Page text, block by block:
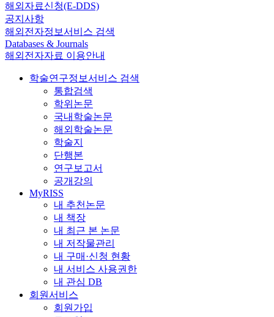
해외자료신청(E-DDS)
공지사항
해외전자정보서비스 검색
Databases & Journals
해외전자자료 이용안내
학술연구정보서비스 검색
통합검색
학위논문
국내학술논문
해외학술논문
학술지
단행본
연구보고서
공개강의
MyRISS
내 추천논문
내 책장
내 최근 본 논문
내 저작물관리
내 구매·신청 현황
내 서비스 사용권한
내 관심 DB
회원서비스
회원가입